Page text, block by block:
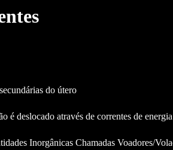
do útero
é deslocado através de correntes de energia
Inorgânicas Chamadas Voadores/